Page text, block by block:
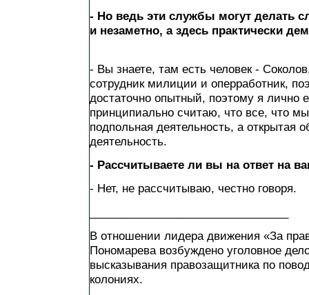
- Но ведь эти службы могут делать
и незаметно, а здесь практически
- Вы знаете, там есть человек -
сотрудник милиции и оперработник,
достаточно опытный, поэтому я лично
принципиально считаю, что все, что
подпольная деятельность, а открытая
деятельность.
- Рассчитываете ли вы на ответ на
- Нет, не рассчитываю, честно говоря.
В отношении лидера движения «За
Пономарева возбуждено уголовное
высказывания правозащитника по
колониях.